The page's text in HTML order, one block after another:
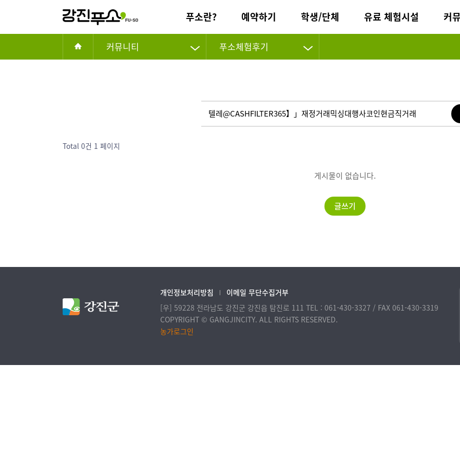
푸소란? 예약하기 학생/단체 유료 체험시설 커
커뮤니티 푸소체험후기
Total 0건 1 페이지
게시물이 없습니다.
글쓰기
개인정보처리방침
이메일 무단수집거부
[우] 59228 전라남도 강진군 강진읍 탐진로 111 TEL : 061-430-3327 / FAX 061-430-3319
COPYRIGHT © GANGJINCITY. ALL RIGHTS RESERVED.
농가로그인